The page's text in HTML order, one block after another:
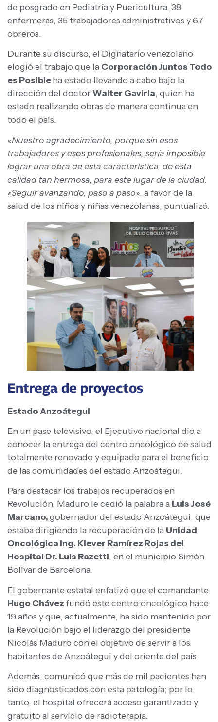
de posgrado en Pediatría y Puericultura, 38
enfermeras, 35 trabajadores administrativos y 67
obreros.
Durante su discurso, el Dignatario venezolano
elogió el trabajo que la Corporación Juntos Todo
es Posibleha estado llevando a cabo bajo la
dirección del doctorWalter Gaviria, quien ha
estado realizando obras de manera continua en
todo el país.
«Nuestro agradecimiento, porque sin esos
trabajadores y esos profesionales, sería imposible
lograr una obra de esta característica, de esta
calidad tan hermosa, para este lugar de la ciudad.
«Seguir avanzando, paso a paso», a favor de la
salud de los niños y niñas venezolanas, puntualizó.
Entrega de proyectos
Estado Anzoátegui
En un pase televisivo, el Ejecutivo nacional dio a
conocer la entrega del centro oncológico de salud
totalmente renovado y equipado para el beneficio
de las comunidades del estado Anzoátegui.
Para destacar los trabajos recuperados en
Revolución, Maduro le cedió la palabra a Luis José
Marcano,gobernador del estado Anzoátegui, que
estaba dirigiendo la recuperación de la Unidad
Oncológica Ing. Klever Ramírez Rojas del
Hospital Dr. Luis Razetti, en el municipio Simón
Bolívar de Barcelona.
El gobernante estatal enfatizó que el comandante
Hugo Chávezfundó este centro oncológico hace
19 años y que, actualmente, ha sido mantenido por
la Revolución bajo el liderazgo del presidente
Nicolás Maduro con el objetivo de servir a los
habitantes de Anzoátegui y del oriente del país.
Además, comunicó que más de mil pacientes han
sido diagnosticados con esta patología; por lo
tanto, el hospital ofrecerá acceso garantizado y
gratuito al servicio de radioterapia.